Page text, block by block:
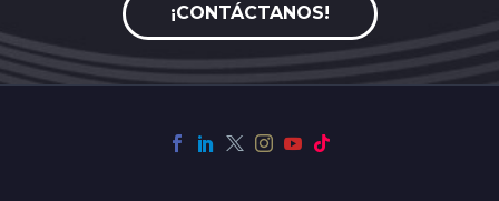
¡CONTÁCTANOS!